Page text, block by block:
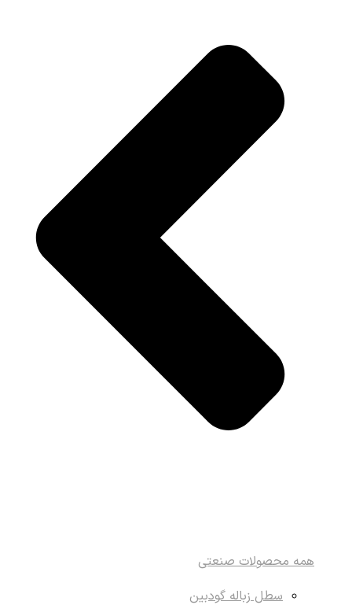
همه محصولات صنعتی
سطل زباله گودبین